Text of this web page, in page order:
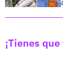
¡Tienes